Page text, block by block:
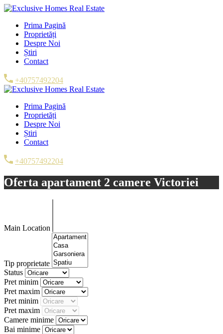
Prima Pagină
Proprietăți
Despre Noi
Știri
Contact
+40757492204
Prima Pagină
Proprietăți
Despre Noi
Știri
Contact
+40757492204
Oferta apartament 2 camere Victoriei
Main Location
Tip proprietate
Status
Pret minim
Pret maxim
Pret minim
Pret maxim
Camere minime
Bai minime